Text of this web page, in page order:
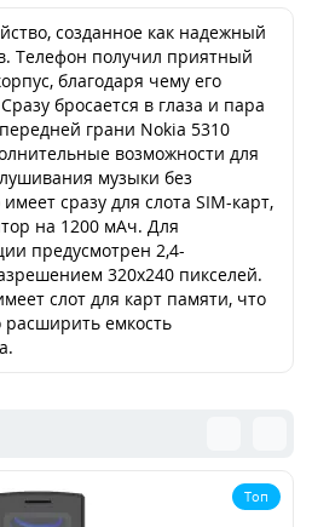
созданное как надежный
Телефон получил приятный
благодаря чему его
бросается в глаза и пара
грани Nokia 5310
возможности для
музыки без
сразу для слота SIM-карт,
на 1200 мАч. Для
предусмотрен 2,4-
320х240 пикселей.
слот для карт памяти, что
расширить емкость
Топ